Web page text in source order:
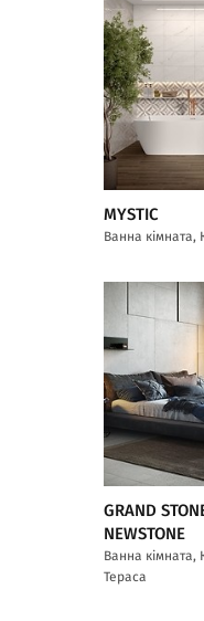
MYSTIC
Ванна кімната,
GRAND
NEWSTONE
Ванна кімната,
Тераса